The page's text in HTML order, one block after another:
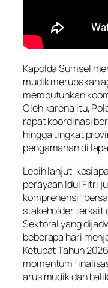
Kapolda Sumsel
mudik merupakan
membutuhkan
Oleh karena itu,
rapat koordinasi
hingga tingkat
pengamanan di
Lebih lanjut,
perayaan Idul Fitri
komprehensif
stakeholder terkait
Sektoral yang
beberapa hari
Ketupat Tahun
momentum
arus mudik dan